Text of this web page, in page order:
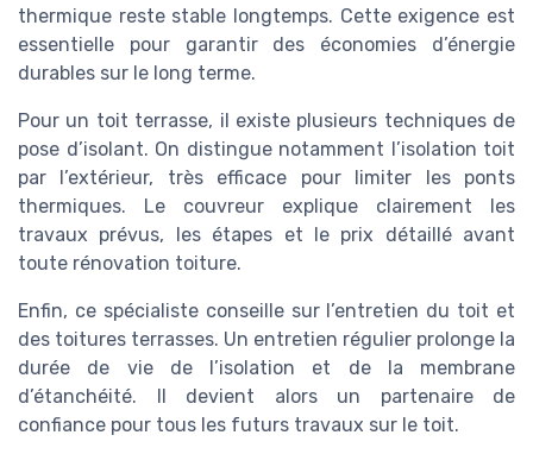
thermique reste stable longtemps. Cette exigence est
essentielle pour garantir des économies d’énergie
durables sur le long terme.
Pour un toit terrasse, il existe plusieurs techniques de
pose d’isolant. On distingue notamment l’isolation toit
par l’extérieur, très efficace pour limiter les ponts
thermiques. Le couvreur explique clairement les
travaux prévus, les étapes et le prix détaillé avant
toute rénovation toiture.
Enfin, ce spécialiste conseille sur l’entretien du toit et
des toitures terrasses. Un entretien régulier prolonge la
durée de vie de l’isolation et de la membrane
d’étanchéité. Il devient alors un partenaire de
confiance pour tous les futurs travaux sur le toit.